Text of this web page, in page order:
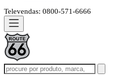
Televendas: 0800-571-6666